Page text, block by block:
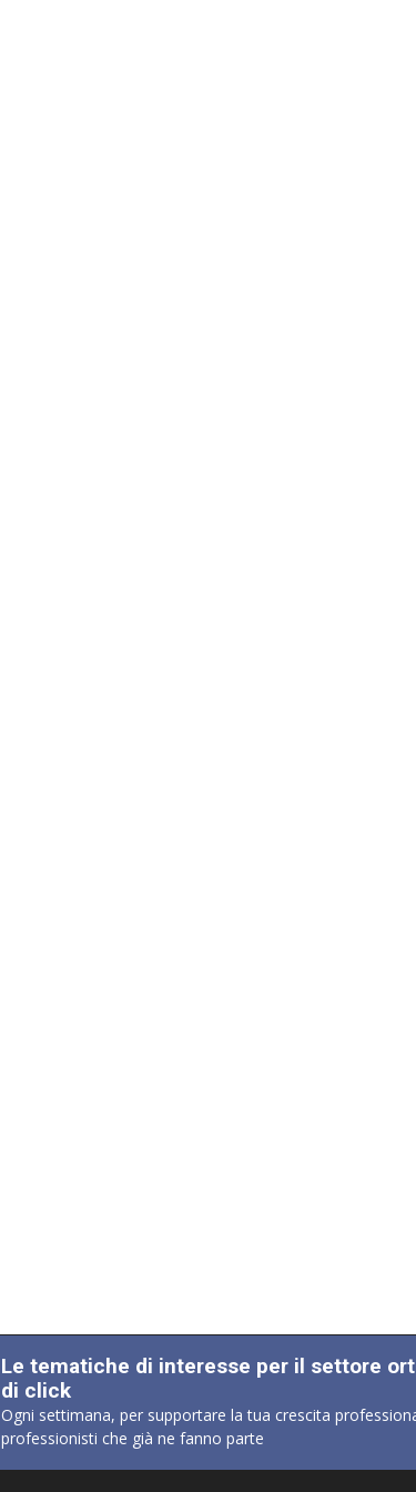
Le tematiche di interesse per il settore
di click
Ogni settimana, per supportare la tua crescita
professionisti che già ne fanno parte